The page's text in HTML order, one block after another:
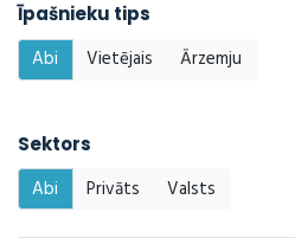
Īpašnieku tips
Abi Vietējais Ārzemju
Sektors
Abi Privāts Valsts